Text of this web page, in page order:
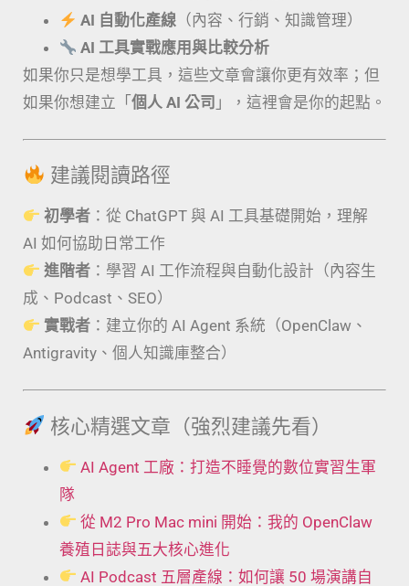
AI 自動化產線 （內容、行銷、知識管理）
AI 工具實戰應用與比較分析
如果你只是想學工具，這些文章會讓你更有效率；但
如果你想建立「 個人 AI 公司 」，這裡會是你的起點。
建議閱讀路徑
初學者 ：從 ChatGPT 與 AI 工具基礎開始，理解
AI 如何協助日常工作
進階者 ：學習 AI 工作流程與自動化設計（內容生
成、Podcast、SEO）
實戰者 ：建立你的 AI Agent 系統（OpenClaw、
Antigravity、個人知識庫整合）
核心精選文章（強烈建議先看）
AI Agent 工廠：打造不睡覺的數位實習生軍
隊
從 M2 Pro Mac mini 開始：我的 OpenClaw
養殖日誌與五大核心進化
AI Podcast 五層產線：如何讓 50 場演講自